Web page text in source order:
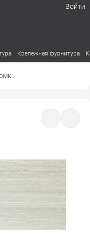
Войти
Крепежная фурнитура